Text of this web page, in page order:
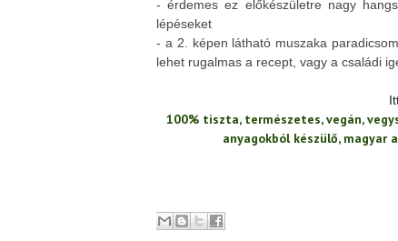
- érdemes ez előkészületre nagy
lépéseket
- a 2. képen látható muszaka
lehet rugalmas a recept, vagy a családi
100% tiszta, természetes, vegán,
anyagokból készülő,